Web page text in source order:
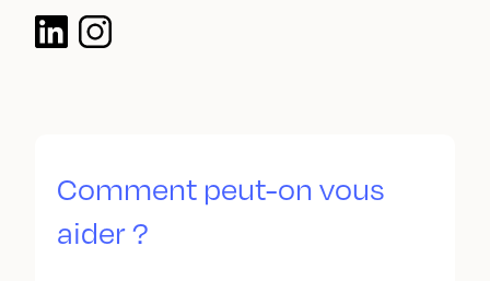
Comment peut-on vous
aider ?